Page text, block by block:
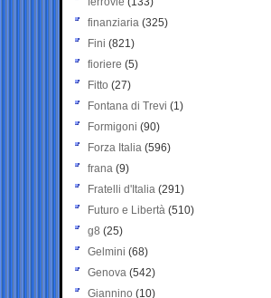
finanziaria (325)
Fini (821)
fioriere (5)
Fitto (27)
Fontana di Trevi (1)
Formigoni (90)
Forza Italia (596)
frana (9)
Fratelli d'Italia (291)
Futuro e Libertà (510)
g8 (25)
Gelmini (68)
Genova (542)
Giannino (10)